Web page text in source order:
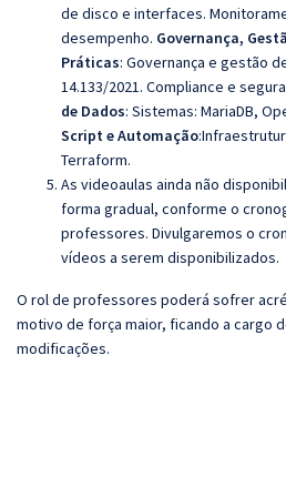
de disco e interfaces.
desempenho. Governança,
Práticas: Governança e gestão
14.133/2021. Compliance e
de Dados: Sistemas: MariaDB,
Script e Automação:
Terraform.
As videoaulas ainda não
forma gradual, conforme o
professores. Divulgaremos o
vídeos a serem disponibilizados.
O rol de professores poderá sofrer
motivo de força maior, ficando a cargo
modificações.